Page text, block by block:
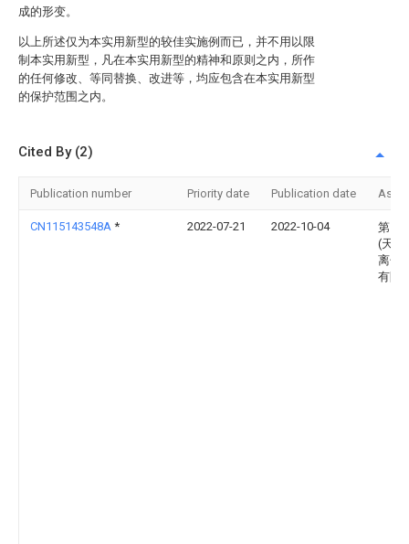
成的形变。
以上所述仅为本实用新型的较佳实施例而已，并不用以限
制本实用新型，凡在本实用新型的精神和原则之内，所作
的任何修改、等同替换、改进等，均应包含在本实用新型
的保护范围之内。
Cited By (2)
Publication number Priority date Publication date
CN115143548A * 2022-07-21 2022-10-04
第四
(天津
离子
有限